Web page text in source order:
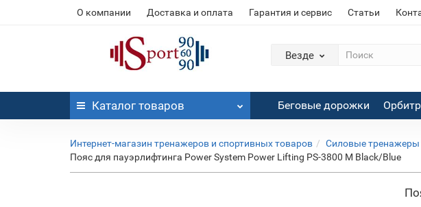
О компании Доставка и оплата Гарантия и сервис Статьи
Везде
Каталог товаров Беговые дорожки
Интернет-магазин тренажеров и спортивных товаров Силовые тренажеры
Пояс для пауэрлифтинга Power System Power Lifting PS-3800 M Black/Blue